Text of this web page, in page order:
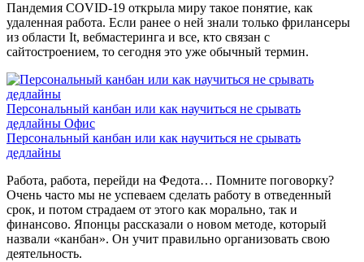
Пандемия COVID-19 открыла миру такое понятие, как
удаленная работа. Если ранее о ней знали только фрилансеры
из области It, вебмастеринга и все, кто связан с
сайтостроением, то сегодня это уже обычный термин.
Персональный канбан или как научиться не срывать
дедлайны Офис
Персональный канбан или как научиться не срывать
дедлайны
Работа, работа, перейди на Федота… Помните поговорку?
Очень часто мы не успеваем сделать работу в отведенный
срок, и потом страдаем от этого как морально, так и
финансово. Японцы рассказали о новом методе, который
назвали «канбан». Он учит правильно организовать свою
деятельность.